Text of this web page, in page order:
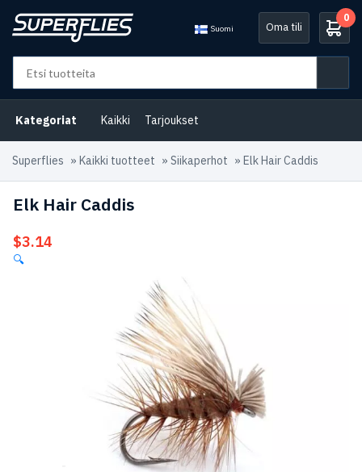
Suomi Oma tili
0
Kategoriat Kaikki Tarjoukset
Superflies » Kaikki tuotteet » Siikaperhot » Elk Hair Caddis
Elk Hair Caddis
$3.14
🔍